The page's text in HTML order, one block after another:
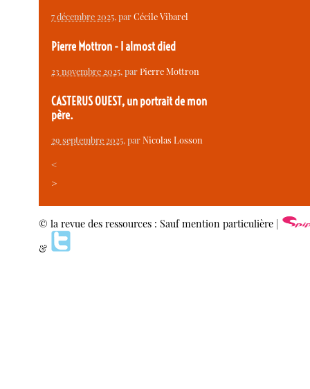
7 décembre 2025, parCécile Vibarel
Pierre Mottron - I almost died
23 novembre 2025, parPierre Mottron
CASTERUS OUEST, un portrait de mon
père.
29 septembre 2025, parNicolas Losson
<
>
© la revue des ressources : Sauf mention particulière |
&